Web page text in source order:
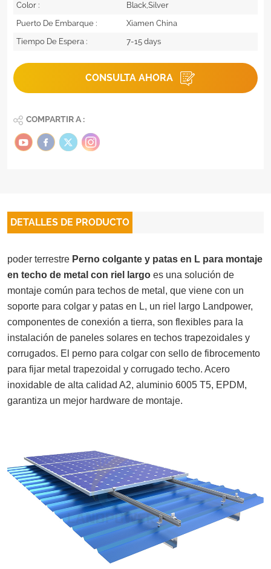
Color :
Black,Silver
Puerto De Embarque :
Xiamen China
Tiempo De Espera :
7-15 days
CONSULTA AHORA
COMPARTIR A :
DETALLES DE PRODUCTO
poder terrestre Perno colgante y patas en L para montaje
en techo de metal con riel largo es una solución de
montaje común para techos de metal, que viene con un
soporte para colgar y patas en L, un riel largo Landpower,
componentes de conexión a tierra, son flexibles para la
instalación de paneles solares en techos trapezoidales y
corrugados. El perno para colgar con sello de fibrocemento
para fijar metal trapezoidal y corrugado techo. Acero
inoxidable de alta calidad A2, aluminio 6005 T5, EPDM,
garantiza un mejor hardware de montaje.